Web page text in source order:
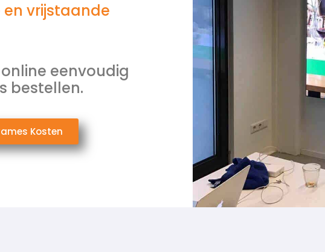
vrijstaande
online eenvoudig
bestellen.
Kosten